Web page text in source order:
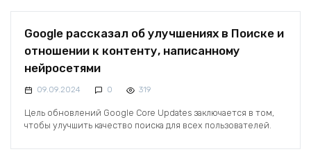
Google рассказал об улучшениях в Поиске и
отношении к контенту, написанному
нейросетями
09.09.2024 0 319
Цель обновлений Google Core Updates заключается в том,
чтобы улучшить качество поиска для всех пользователей.